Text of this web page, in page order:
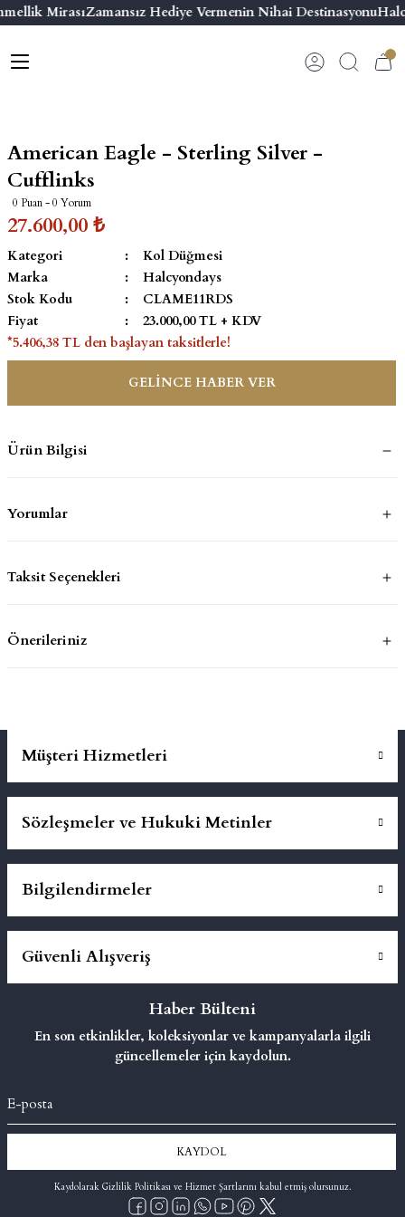
MirasıZamansız Hediye Vermenin Nihai Destinasyonu
Geri Dön
Geri Dön
ve Aksesuarlar
Mum
Geri Dön
Menteşeli Bilezik
Yivli Kabaşon Bilezik
Geri Dön
Seriler
Elephant
American Eagle - Sterling Silver -
Cufflinks
0 Puan - 0 Yorum
27.600,00 ₺
Kategori
Kol Düğmesi
Marka
Halcyondays
Stok Kodu
CLAME11RDS
Fiyat
23.000,00 TL + KDV
*5.406,38 TL den başlayan taksitlerle!
GELİNCE HABER VER
Ürün Bilgisi
Yorumlar
Taksit Seçenekleri
Önerileriniz
Müşteri Hizmetleri
Sözleşmeler ve Hukuki Metinler
Bilgilendirmeler
Güvenli Alışveriş
Haber Bülteni
En son etkinlikler, koleksiyonlar ve kampanyalarla ilgili
güncellemeler için kaydolun.
KAYDOL
Kaydolarak Gizlilik Politikası ve Hizmet Şartlarını kabul etmiş olursunuz.